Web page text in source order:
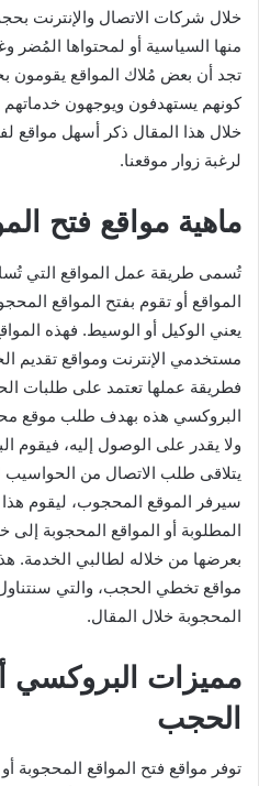
خلال شركات الاتصال والإنترنت
منها السياسية أو لمحتواها المُضر
تجد أن بعض مُلاك المواقع يقومون
كونهم يستهدفون ويوجهون
خلال هذا المقال ذكر أسهل مواقع
لرغبة زوار موقعنا.
ماهية مواقع فتح
تُسمى طريقة عمل المواقع التي
المواقع أو تقوم بفتح المواقع
يعني الوكيل أو الوسيط. فهذه
مستخدمي الإنترنت ومواقع تقديم
فطريقة عملها تعتمد على طلبات
البروكسي هذه بهدف طلب موقع
ولا يقدر على الوصول إليه، فيقوم
يتلاقى طلب الاتصال من الحواسيب
سيرفر الموقع المحجوب، ليقوم
المطلوبة أو المواقع المحجوبة
بعرضها من خلاله لطالبي الخدمة.
مواقع تخطي الحجب، والتي
المحجوبة خلال المقال.
مميزات البروكسي
الحجب
توفر مواقع فتح المواقع المحجوبة